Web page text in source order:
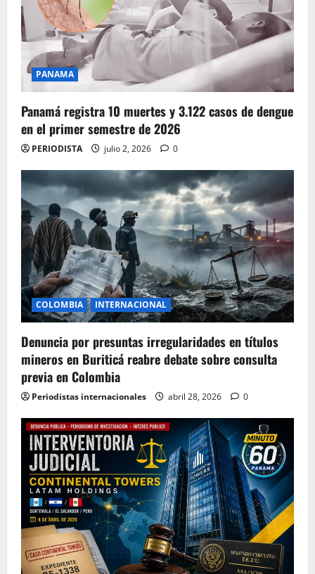
PANAMA
Panamá registra 10 muertes y 3.122 casos de dengue
en el primer semestre de 2026
PERIODISTA julio 2, 2026 0
COLOMBIA INTERNACIONAL
Denuncia por presuntas irregularidades en títulos
mineros en Buriticá reabre debate sobre consulta
previa en Colombia
Periodistas internacionales abril 28, 2026 0